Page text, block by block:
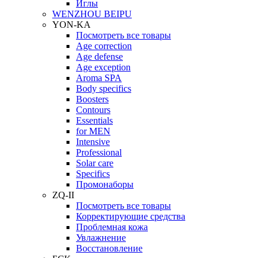
Иглы
WENZHOU BEIPU
YON-KA
Посмотреть все товары
Age correction
Age defense
Age exception
Aroma SPA
Body specifics
Boosters
Contours
Essentials
for MEN
Intensive
Professional
Solar care
Specifics
Промонаборы
ZQ-II
Посмотреть все товары
Корректирующие средства
Проблемная кожа
Увлажнение
Восстановление